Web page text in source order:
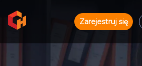
Zarejestruj się